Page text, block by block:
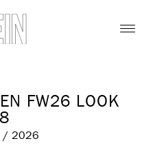
FW26 LOOK
/ 2026